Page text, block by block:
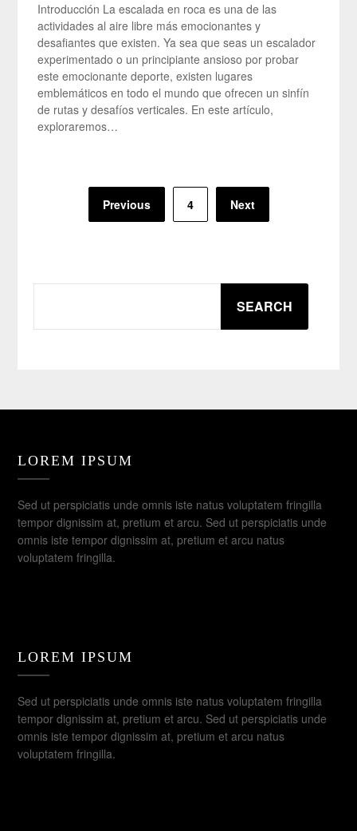
Introducción La escalada en roca es una de las
actividades al aire libre más emocionantes y
desafiantes que existen. Ya sea que seas un escalador
experimentado o un principiante ansioso por probar
este emocionante deporte, existen lugares
emblemáticos en todo el mundo que ofrecen un sinfín
de rutas y desafíos verticales. En este artículo,
exploraremos…
pagination
Previous 4 Next
SEARCH
LOREM IPSUM
Sed ut perspiciatis unde omnis iste natus voluptatem fringilla
tempor dignissim at, pretium et arcu. Sed ut perspiciatis unde
omnis iste tempor dignissim at, pretium et arcu natus
voluptatem fringilla.
LOREM IPSUM
Sed ut perspiciatis unde omnis iste natus voluptatem fringilla
tempor dignissim at, pretium et arcu. Sed ut perspiciatis unde
omnis iste tempor dignissim at, pretium et arcu natus
voluptatem fringilla.